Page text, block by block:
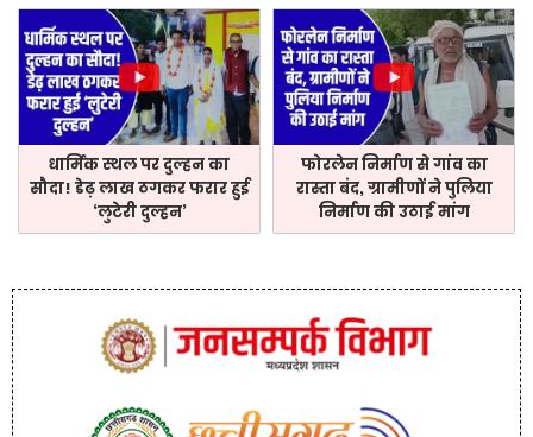
धार्मिक स्थल पर दुल्हन का
सौदा! डेढ़ लाख ठगकर फरार हुई
‘लुटेरी दुल्हन’
फोरलेन निर्माण से गांव का
रास्ता बंद, ग्रामीणों ने पुलिया
निर्माण की उठाई मांग